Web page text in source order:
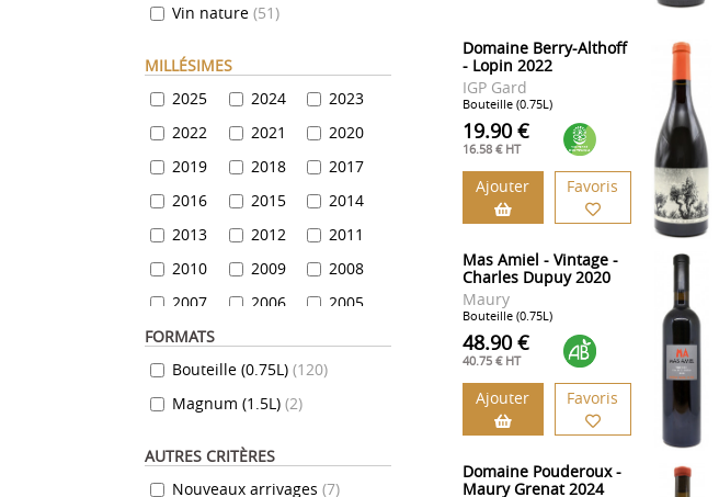
Collioure (15)
Limoux
Côte Vermeille
IGP Gard (
Pays de Cucugnan
(16
Pays de l'Hérault
106
Languedoc
Montpeyroux
Minervois
Saint-Chinian
Saint-Guilhem-le-Désert
Vin nature (51)
MILLÉSIMES
2025
2024
2023
2022
2021
2020
2019
2018
2017
2016
2015
2014
2013
2012
2011
2010
2009
2008
2007
2006
2005
2004
2000
1999
1959
1938
FORMATS
Bouteille (0.75L) (120)
Magnum (1.5L) (2)
AUTRES CRITÈRES
Nouveaux arrivages (7)
Domaine Berry-Althoff
- Lopin 2022
IGP Gard
Bouteille (0.75L)
19.90 €
16.58 € HT
Ajouter Favoris
Mas Amiel - Vintage -
Charles Dupuy 2020
Maury
Bouteille (0.75L)
48.90 €
40.75 € HT
Ajouter Favoris
Domaine Pouderoux -
Maury Grenat 2024